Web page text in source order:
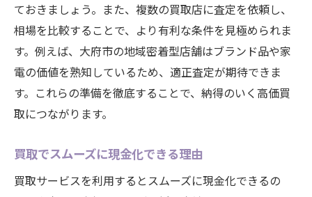
ておきましょう。また、複数の買取店に査定を依頼し、
相場を比較することで、より有利な条件を見極められま
す。例えば、大府市の地域密着型店舗はブランド品や家
電の価値を熟知しているため、適正査定が期待できま
す。これらの準備を徹底することで、納得のいく高価買
取につながります。
買取でスムーズに現金化できる理由
買取サービスを利用するとスムーズに現金化できるの